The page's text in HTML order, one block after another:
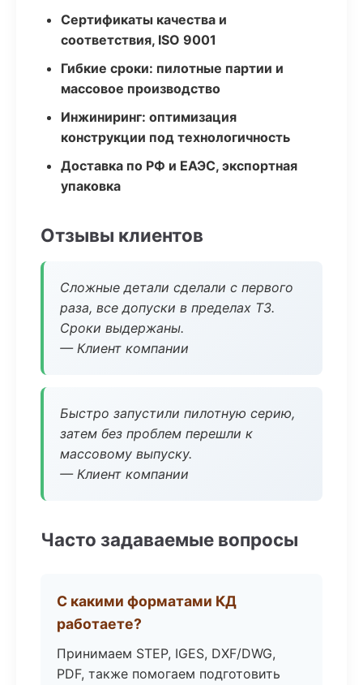
Сертификаты качества и
соответствия, ISO 9001
Гибкие сроки: пилотные партии и
массовое производство
Инжиниринг: оптимизация
конструкции под технологичность
Доставка по РФ и ЕАЭС, экспортная
упаковка
Отзывы клиентов
Сложные детали сделали с первого
раза, все допуски в пределах ТЗ.
Сроки выдержаны.
— Клиент компании
Быстро запустили пилотную серию,
затем без проблем перешли к
массовому выпуску.
— Клиент компании
Часто задаваемые вопросы
С какими форматами КД
работаете?
Принимаем STEP, IGES, DXF/DWG,
PDF, также помогаем подготовить